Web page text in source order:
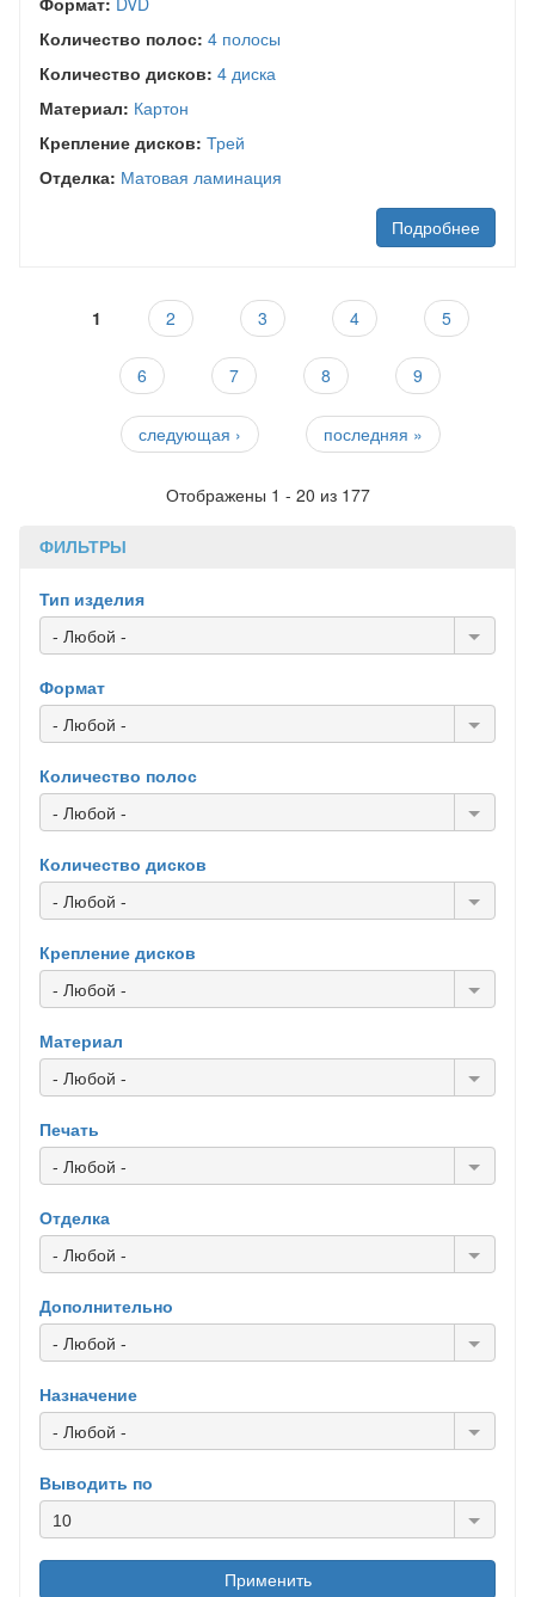
Количество полос: 4 полосы
Количество дисков: 4 диска
Материал: Картон
Крепление дисков: Трей
Отделка: Матовая ламинация
Подробнее
1 2 3 4 5
6 7 8 9
следующая › последняя »
Отображены 1 - 20 из 177
ФИЛЬТРЫ
Тип изделия
- Любой -
Формат
- Любой -
Количество полос
- Любой -
Количество дисков
- Любой -
Крепление дисков
- Любой -
Материал
- Любой -
Печать
- Любой -
Отделка
- Любой -
Дополнительно
- Любой -
Назначение
- Любой -
Выводить по
10